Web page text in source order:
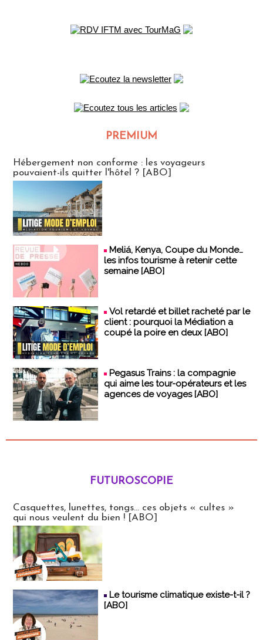
PREMIUM
Hébergement non conforme : les voyageurs
pouvaient-ils quitter l'hôtel ? [ABO]
Meliá, Kenya, Coupe du Monde…
les infos tourisme à retenir cette
semaine [ABO]
Vol retardé et billet racheté par le
client : pourquoi la Médiation a
coupé la poire en deux [ABO]
Pegasus Trains : la compagnie
qui aime les tour-opérateurs et les
agences de voyages [ABO]
FUTUROSCOPIE
Casquettes, lunettes, tongs... ces objets « cultes »
qui nous veulent du bien ! [ABO]
Le tourisme climatique existe-t-il ?
[ABO]